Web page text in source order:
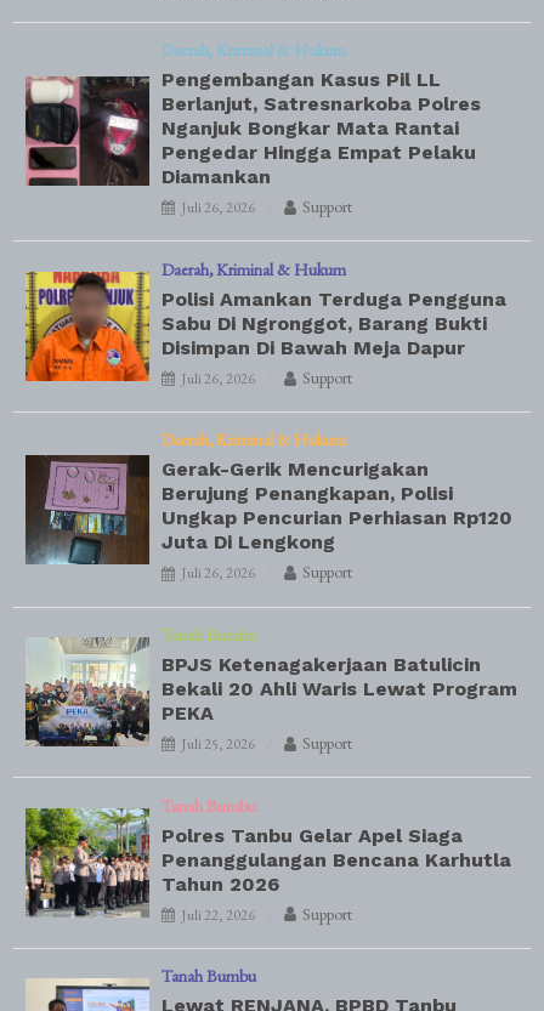
Daerah Kriminal & Hukum
Pengembangan Kasus Pil LL
Berlanjut, Satresnarkoba Polres
Nganjuk Bongkar Mata Rantai
Pengedar Hingga Empat Pelaku
Diamankan
Juli 26, 2026 Support
Daerah Kriminal & Hukum
Polisi Amankan Terduga Pengguna
Sabu Di Ngronggot, Barang Bukti
Disimpan Di Bawah Meja Dapur
Juli 26, 2026 Support
Daerah Kriminal & Hukum
Gerak-Gerik Mencurigakan
Berujung Penangkapan, Polisi
Ungkap Pencurian Perhiasan Rp120
Juta Di Lengkong
Juli 26, 2026 Support
Tanah Bumbu
BPJS Ketenagakerjaan Batulicin
Bekali 20 Ahli Waris Lewat Program
PEKA
Juli 25, 2026 Support
Tanah Bumbu
Polres Tanbu Gelar Apel Siaga
Penanggulangan Bencana Karhutla
Tahun 2026
Juli 22, 2026 Support
Tanah Bumbu
Lewat RENJANA, BPBD Tanbu